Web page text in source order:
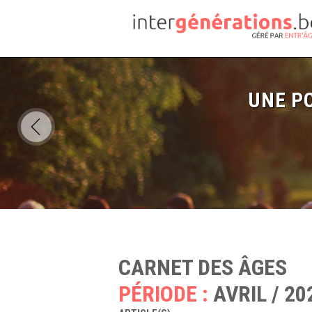
UNE
CARNET DES ÂGES
PÉRIODE : AVRIL /